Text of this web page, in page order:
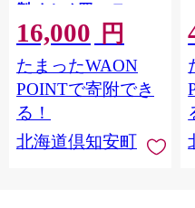
製 まとめ買い ティッ
シュ リサイクル 長持
防災 常備品 日用雑貨
消耗品 生活必需品 備
蓄 ペーパー 紙 北海道
倶知安町 日用品
16,000 円
たまったWAON
POINTで寄附でき
る！
北海道倶知安町